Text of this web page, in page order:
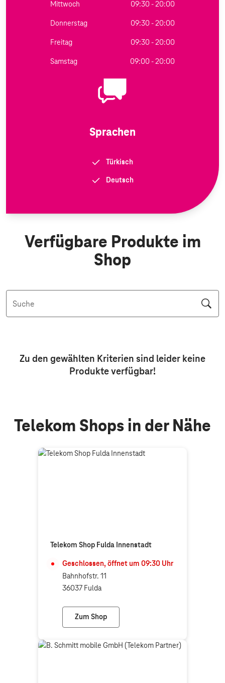
Mittwoch 09:30 - 20:00
Donnerstag 09:30 - 20:00
Freitag 09:30 - 20:00
Samstag 09:00 - 20:00
Sprachen
Türkisch
Deutsch
Verfügbare Produkte im
Shop
Suche
Zu den gewählten Kriterien sind leider keine
Produkteverfügbar!
Telekom Shops in der Nähe
Telekom Shop Fulda Innenstadt
Geschlossen, öffnet um 09:30 Uhr
Bahnhofstr. 11
36037 Fulda
Zum Shop
Telekom Shop Fulda Innenstadt